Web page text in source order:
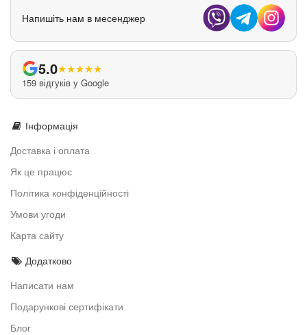
Напишіть нам в месенджер
5.0★★★★★
159 відгуків у Google
Інформація
Доставка і оплата
Як це працює
Політика конфіденційності
Умови угоди
Карта сайту
Додатково
Написати нам
Подарункові сертифікати
Блог